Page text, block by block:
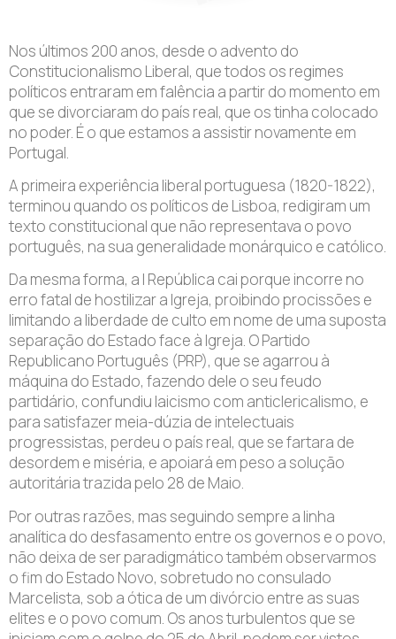
Nos últimos 200 anos, desde o advento do
Constitucionalismo Liberal, que todos os regimes
políticos entraram em falência a partir do momento em
que se divorciaram do país real, que os tinha colocado
no poder. É o que estamos a assistir novamente em
Portugal.
A primeira experiência liberal portuguesa (1820-1822),
terminou quando os políticos de Lisboa, redigiram um
texto constitucional que não representava o povo
português, na sua generalidade monárquico e católico.
Da mesma forma, a I República cai porque incorre no
erro fatal de hostilizar a Igreja, proibindo procissões e
limitando a liberdade de culto em nome de uma suposta
separação do Estado face à Igreja. O Partido
Republicano Português (PRP), que se agarrou à
máquina do Estado, fazendo dele o seu feudo
partidário, confundiu laicismo com anticlericalismo, e
para satisfazer meia-dúzia de intelectuais
progressistas, perdeu o país real, que se fartara de
desordem e miséria, e apoiará em peso a solução
autoritária trazida pelo 28 de Maio.
Por outras razões, mas seguindo sempre a linha
analítica do desfasamento entre os governos e o povo,
não deixa de ser paradigmático também observarmos
o fim do Estado Novo, sobretudo no consulado
Marcelista, sob a ótica de um divórcio entre as suas
elites e o povo comum. Os anos turbulentos que se